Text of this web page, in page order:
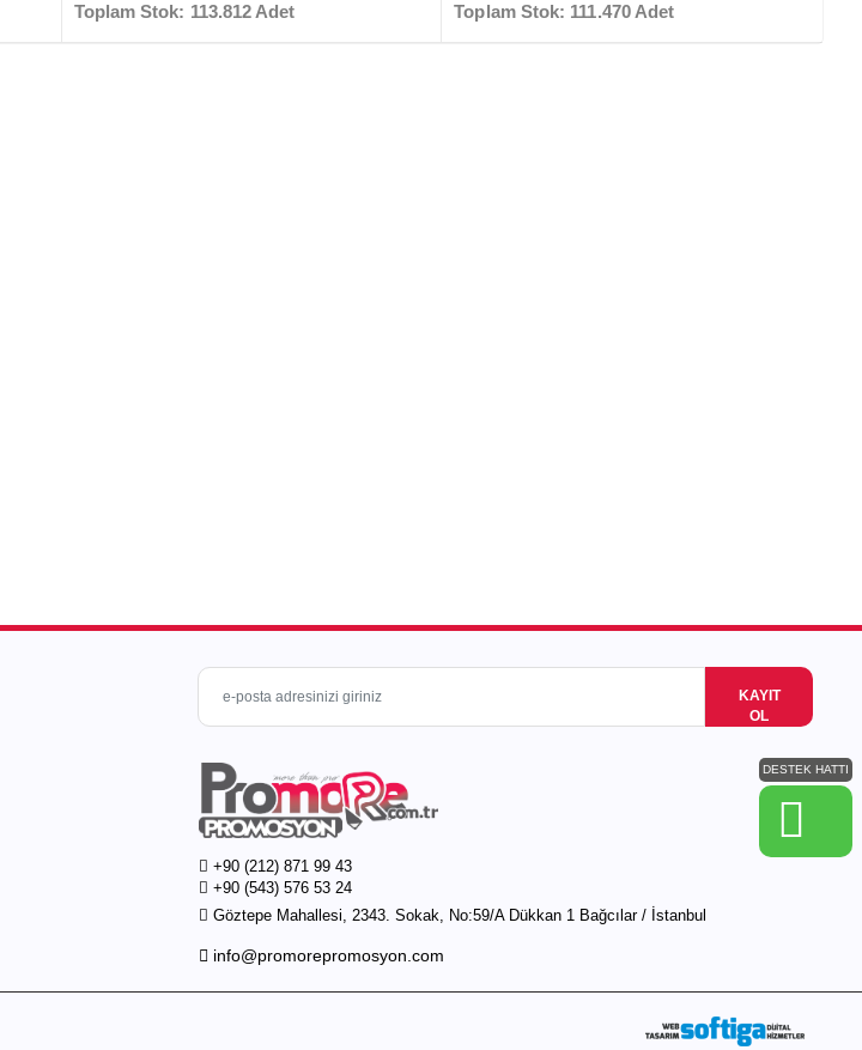
Toplam Stok: 113.812 Adet Toplam Stok: 111.470 Adet
DESTEK HATTI
KAYIT
OL
+90 (212) 871 99 43
+90 (543) 576 53 24
Göztepe Mahallesi, 2343. Sokak, No:59/A Dükkan 1 Bağcılar / İstanbul
info@promorepromosyon.com